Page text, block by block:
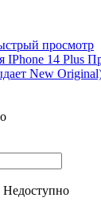
просмотр
IPhone 14 Plus
New
Недоступно